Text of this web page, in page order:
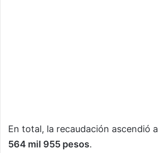
En total, la recaudación ascendió a
564 mil 955 pesos.